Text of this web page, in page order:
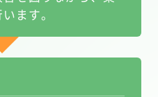
ます。